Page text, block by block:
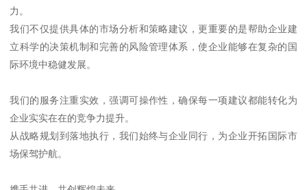
力。
我们不仅提供具体的市场分析和策略建议，更重要的是帮助企业建
立科学的决策机制和完善的风险管理体系，使企业能够在复杂的国
际环境中稳健发展。
我们的服务注重实效，强调可操作性，确保每一项建议都能转化为
企业实实在在的竞争力提升。
从战略规划到落地执行，我们始终与企业同行，为企业开拓国际市
场保驾护航。